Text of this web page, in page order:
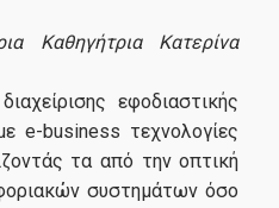
Καθηγήτρια Κατερίνα
εφοδιαστικής
e-business τεχνολογίες
τα από την οπτική
συστημάτων όσο